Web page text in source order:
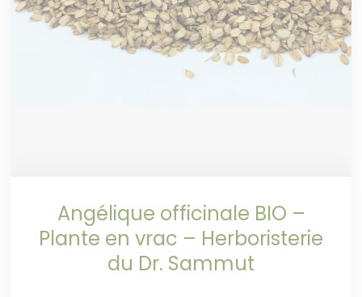
Angélique officinale BIO –
Plante en vrac – Herboristerie
du Dr. Sammut